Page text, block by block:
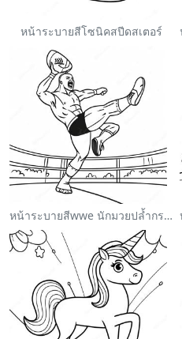
หน้าระบายสีโซนิคสปีดสเตอร์
หน้าระบายสีwwe นักมวยปล้ำกระโดดใส่คู่ต่อสู้